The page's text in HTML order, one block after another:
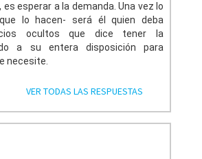
esperar a la demanda. Una vez lo
lo hacen- será él quien deba
ocultos que dice tener la
a su entera disposición para
necesite.
VER TODAS LAS RESPUESTAS